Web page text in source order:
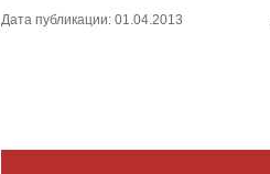
Дата публикации: 01.04.2013